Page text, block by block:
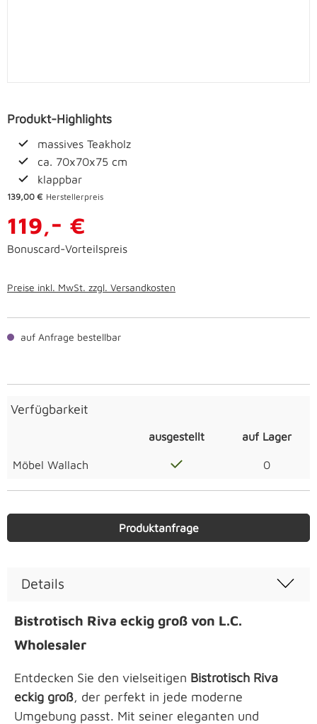
Produkt-Highlights
massives Teakholz
ca. 70x70x75 cm
klappbar
139,00 € Herstellerpreis
119,- €
Bonuscard-Vorteilspreis
Preise inkl. MwSt. zzgl. Versandkosten
auf Anfrage bestellbar
Verfügbarkeit
ausgestellt auf Lager
Möbel Wallach 0
Produktanfrage
Details
Bistrotisch Riva eckig groß von L.C.
Wholesaler
Entdecken Sie den vielseitigen Bistrotisch Riva
eckig groß, der perfekt in jede moderne
Umgebung passt. Mit seiner eleganten und